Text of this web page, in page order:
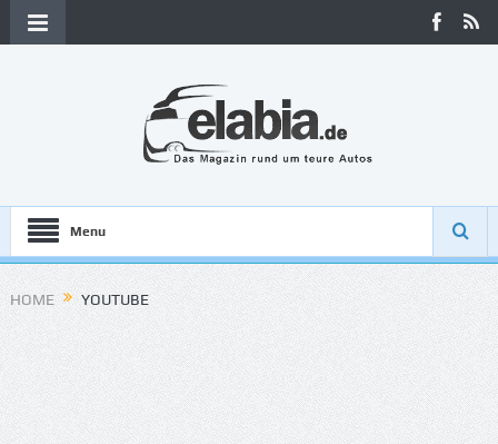
Menu
HOME YOUTUBE